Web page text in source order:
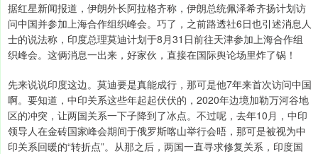
据红星新闻报道，伊朗外长阿拉格齐称，伊朗总统佩泽希齐扬计划访
问中国并参加上海合作组织峰会。巧了，之前路透社6日也引述消息人
士的说法称，印度总理莫迪计划于8月31日前往天津参加上海合作组
织峰会。这俩消息一出来，好家伙，直接在国际舆论场里炸了锅！
先来说说印度这边。莫迪要是真能成行，那可是他7年来首次访问中国
啊。要知道，中印关系这些年起起伏伏的，2020年边境加勒万河谷地
区的冲突，让两国关系一下子降到了冰点。不过呢，去年10月，中印
领导人在金砖国家峰会期间于俄罗斯喀山举行会晤，那可是被视为中
印关系回暖的“转折点”。从那之后，两国一直寻求修复关系，印度国